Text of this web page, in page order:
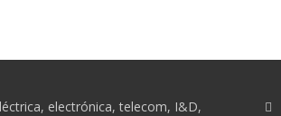
electrónica, telecom, I&D,